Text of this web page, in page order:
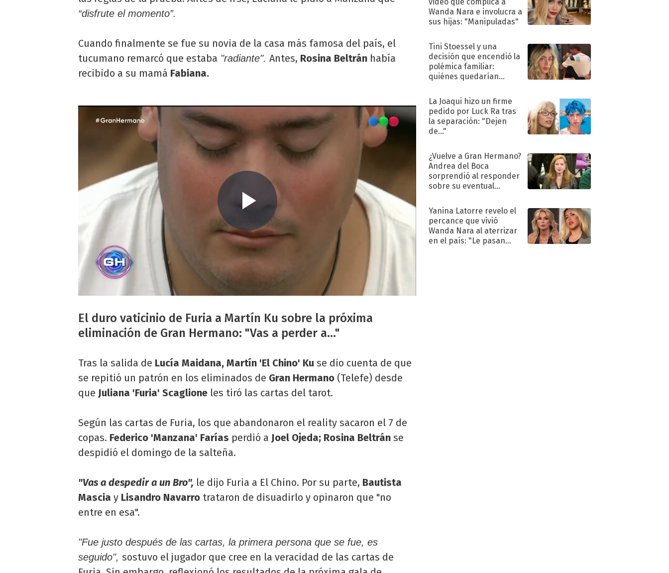
“disfrute el momento”.
Cuando finalmente se fue su novia de la casa más famosa del país, el
tucumano remarcó que estaba "radiante". Antes, Rosina Beltrán había
recibido a su mamá Fabiana.
El duro vaticinio de Furia a Martín Ku sobre la próxima
eliminación de Gran Hermano: "Vas a perder a..."
Tras la salida de Lucía Maidana, Martín 'El Chino' Ku se dio cuenta de que
se repitió un patrón en los eliminados de Gran Hermano (Telefe) desde
que Juliana 'Furia' Scaglione les tiró las cartas del tarot.
Según las cartas de Furia, los que abandonaron el reality sacaron el 7 de
copas. Federico 'Manzana' Farías perdió a Joel Ojeda; Rosina Beltrán se
despidió el domingo de la salteña.
"Vas a despedir a un Bro", le dijo Furia a El Chino. Por su parte, Bautista
Mascia y Lisandro Navarro trataron de disuadirlo y opinaron que "no
entre en esa".
"Fue justo después de las cartas, la primera persona que se fue, es
seguido", sostuvo el jugador que cree en la veracidad de las cartas de
Wanda Nara e involucra a
sus hijas: "Manipuladas"
Tini Stoessel y una
decisión que encendió la
polémica familiar:
quiénes quedarían
La Joaqui hizo un firme
pedido por Luck Ra tras
la separación: "Dejen
de..."
¿Vuelve a Gran Hermano?
Andrea del Boca
sorprendió al responder
sobre su eventual
Yanina Latorre revelo el
percance que vivió
Wanda Nara al aterrizar
en el país: "Le pasan